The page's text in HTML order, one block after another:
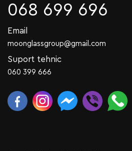
068 699 696
Email
moonglassgroup@gmail.com
Suport tehnic
060 399 666